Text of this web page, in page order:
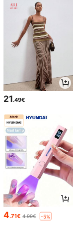
21.49€
4.71€ 4.99€ -5%